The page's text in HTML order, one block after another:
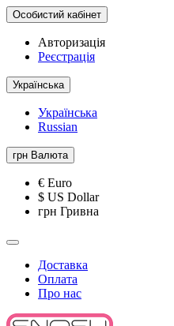
Особистий кабінет
Авторизація
Реєстрація
Українська
Українська
Russian
грн Валюта
€ Euro
$ US Dollar
грн Гривна
Доставка
Оплата
Про нас